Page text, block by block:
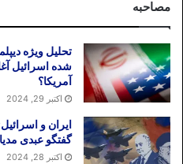
ساخت موشک‌های دور‌بُرد
علامت تهدید آمریکا
در این فرض، واکنش
و برخی کشورهای دیگر،
خواهد بود.
تاریخ انتشار: ۱۹ اردیبهشت ۹۸ / اینترنشنال
مصاحبه
تحلیل ویژه
شده اسرائیل
آمریکا؟
اکتبر 29, 2024
ایران و
گفتگو عبدی
اکتبر 28, 2024